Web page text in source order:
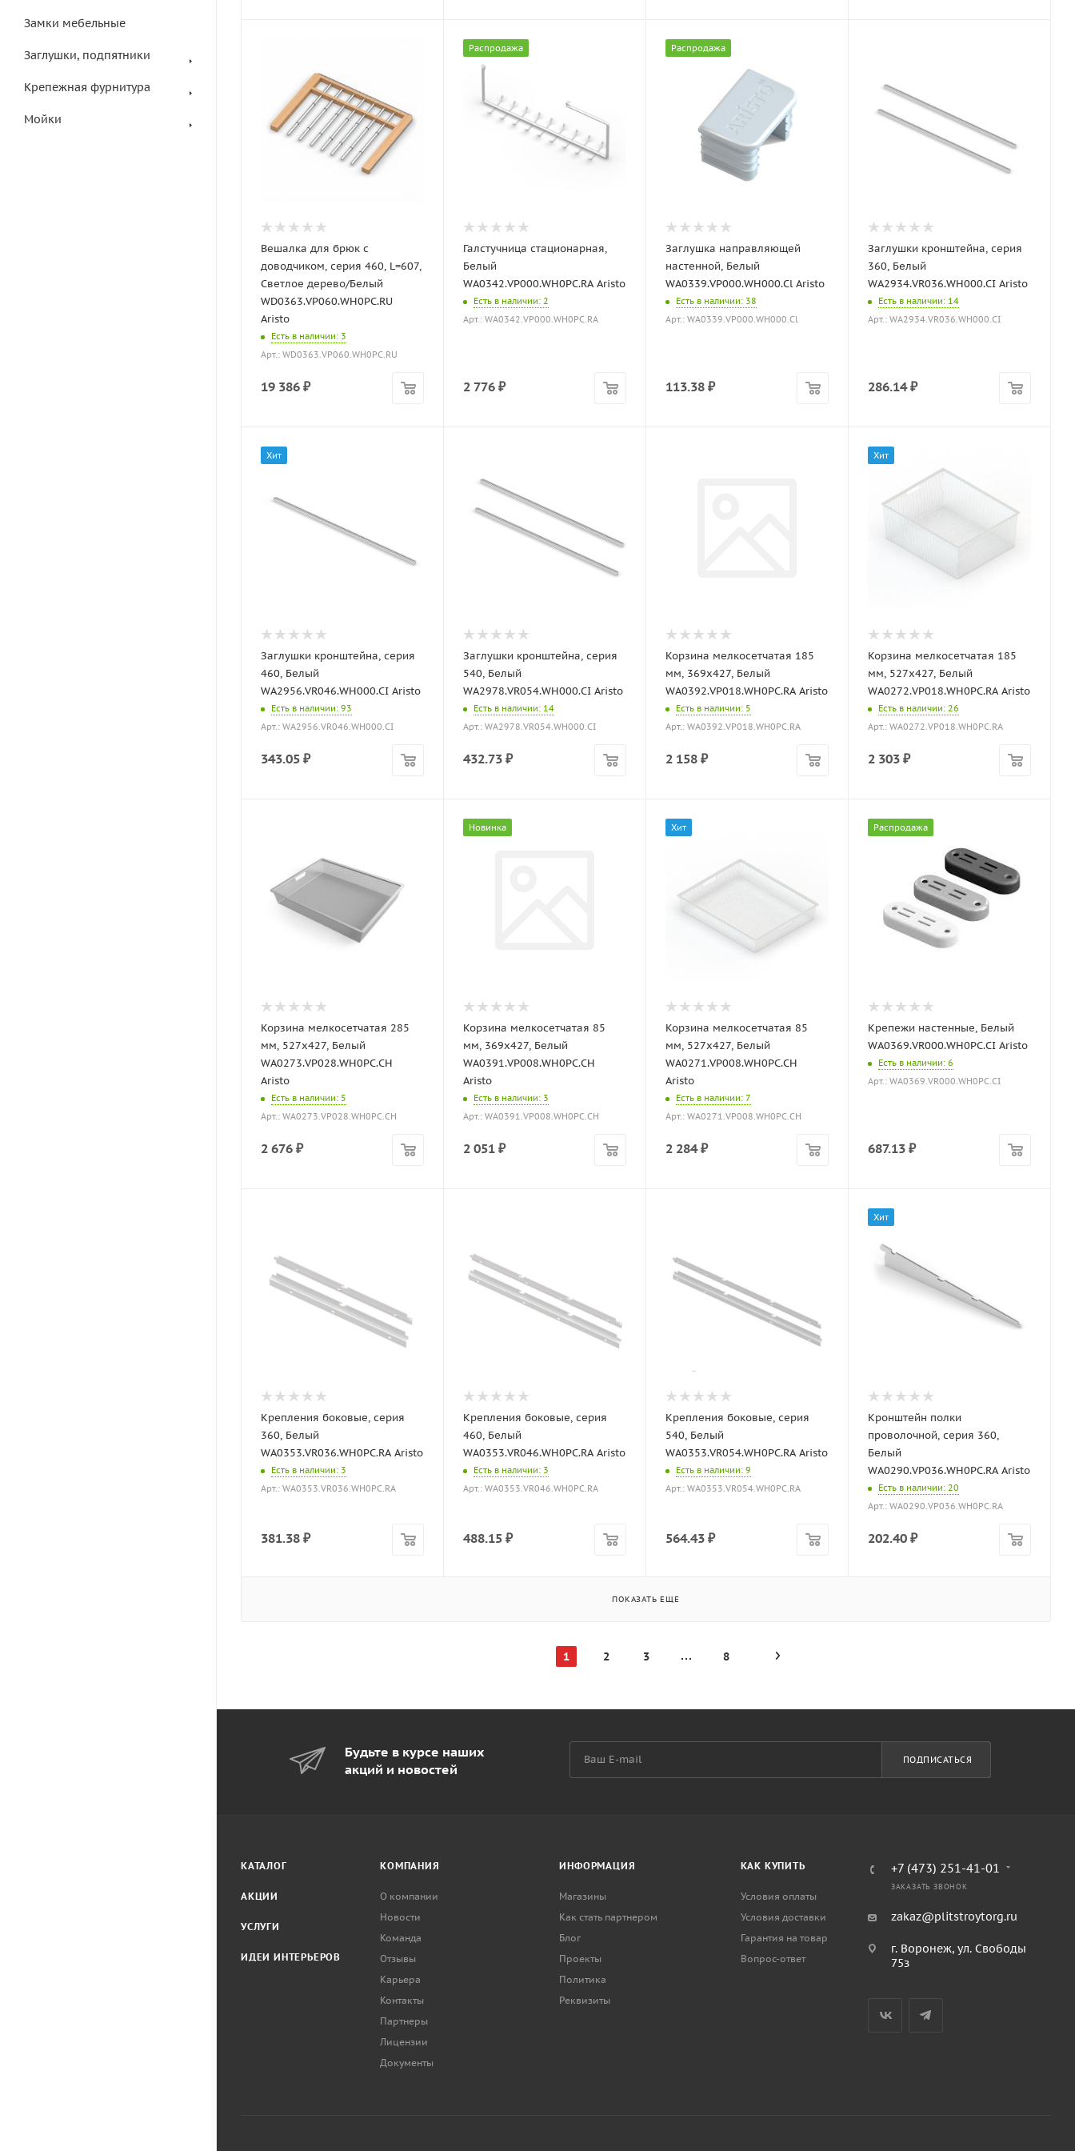
Замки мебельные
Заглушки, подпятники
Крепежная фурнитура
Мойки
Вешалка для брюк с
доводчиком, серия 460, L=607,
Светлое дерево/Белый
WD0363.VP060.WH0PC.RU
Aristo
Есть в наличии: 3
Арт.: WD0363.VP060.WH0PC.RU
19 386 ₽
Распродажа
Галстучница стационарная,
Белый
WA0342.VP000.WH0PC.RA Aristo
Есть в наличии: 2
Арт.: WA0342.VP000.WH0PC.RA
2 776 ₽
Распродажа
Заглушка направляющей
настенной, Белый
WA0339.VP000.WH000.Cl Aristo
Есть в наличии: 38
Арт.: WA0339.VP000.WH000.Cl
113.38 ₽
Заглушки кронштейна, серия
360, Белый
WA2934.VR036.WH000.CI Aristo
Есть в наличии: 14
Арт.: WA2934.VR036.WH000.CI
286.14₽
Хит
Заглушки кронштейна, серия
460, Белый
WA2956.VR046.WH000.CI Aristo
Есть в наличии: 93
Арт.: WA2956.VR046.WH000.CI
343.05 ₽
Заглушки кронштейна, серия
540, Белый
WA2978.VR054.WH000.CI Aristo
Есть в наличии: 14
Арт.: WA2978.VR054.WH000.CI
432.73 ₽
Корзина мелкосетчатая 185
мм, 369х427, Белый
WA0392.VP018.WH0PC.RA Aristo
Есть в наличии: 5
Арт.: WA0392.VP018.WH0PC.RA
2 158 ₽
Хит
Корзина мелкосетчатая 185
мм, 527х427, Белый
WA0272.VP018.WH0PC.RA Aristo
Есть в наличии: 26
Арт.: WA0272.VP018.WH0PC.RA
2 303 ₽
Корзина мелкосетчатая 285
мм, 527х427, Белый
WA0273.VP028.WH0PC.CH
Aristo
Есть в наличии: 5
Арт.: WA0273.VP028.WH0PC.CH
2 676 ₽
Новинка
Корзина мелкосетчатая 85
мм, 369х427, Белый
WA0391.VP008.WH0PC.CH
Aristo
Есть в наличии: 3
Арт.: WA0391.VP008.WH0PC.CH
2 051 ₽
Хит
Корзина мелкосетчатая 85
мм, 527х427, Белый
WA0271.VP008.WH0PC.CH
Aristo
Есть в наличии: 7
Арт.: WA0271.VP008.WH0PC.CH
2 284₽
Распродажа
Крепежи настенные, Белый
WA0369.VR000.WH0PC.CI Aristo
Есть в наличии: 6
Арт.: WA0369.VR000.WH0PC.CI
687.13 ₽
Крепления боковые, серия
360, Белый
WA0353.VR036.WH0PC.RA Aristo
Есть в наличии: 3
Арт.: WA0353.VR036.WH0PC.RA
381.38 ₽
Крепления боковые, серия
460, Белый
WA0353.VR046.WH0PC.RA Aristo
Есть в наличии: 3
Арт.: WA0353.VR046.WH0PC.RA
488.15 ₽
Крепления боковые, серия
540, Белый
WA0353.VR054.WH0PC.RA Aristo
Есть в наличии: 9
Арт.: WA0353.VR054.WH0PC.RA
564.43 ₽
Хит
Кронштейн полки
проволочной, серия 360,
Белый
WA0290.VP036.WH0PC.RA Aristo
Есть в наличии: 20
Арт.: WA0290.VP036.WH0PC.RA
202.40 ₽
ПОКАЗАТЬ ЕЩЕ
1 2 3 8
Будьте в курсе наших
акций и новостей
ПОДПИСАТЬСЯ
КАТАЛОГ
АКЦИИ
УСЛУГИ
ИДЕИ ИНТЕРЬЕРОВ
КОМПАНИЯ
О компании
Новости
Команда
Отзывы
Карьера
Контакты
Партнеры
Лицензии
Документы
ИНФОРМАЦИЯ
Магазины
Как стать партнером
Блог
Проекты
Политика
Реквизиты
КАК КУПИТЬ
Условия оплаты
Условия доставки
Гарантия на товар
Вопрос-ответ
+7 (473) 251-41-01
ЗАКАЗАТЬ ЗВОНОК
zakaz@plitstroytorg.ru
г. Воронеж, ул. Свободы
75з